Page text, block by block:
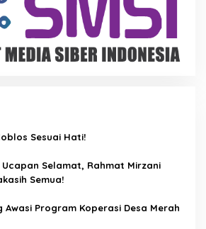
Sesuai Hati!
Selamat, Rahmat Mirzani
Semua!
Awasi Program Koperasi Desa Merah